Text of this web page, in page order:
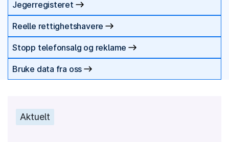
Jegerregisteret
Reelle rettighetshavere
Stopp telefonsalg og reklame
Bruke data fra oss
Aktuelt